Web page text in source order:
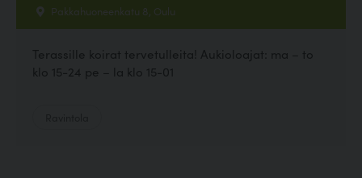
Pakkahuoneenkatu 8, Oulu
Terassille koirat tervetulleita! Aukioloajat: ma – to
klo 15-24 pe – la klo 15-01